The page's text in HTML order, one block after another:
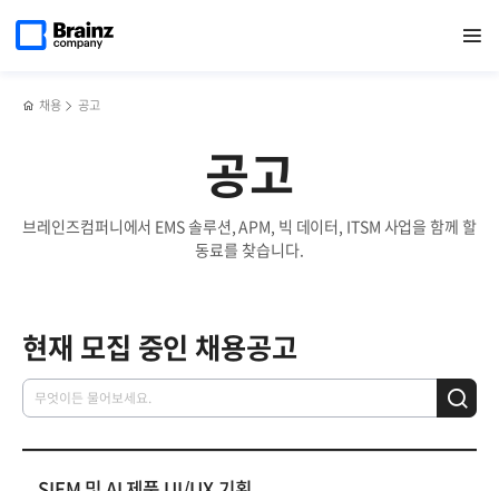
열기
페이지로
채용 공고
공고
브레인즈컴퍼니에서 EMS 솔루션, APM, 빅 데이터, ITSM 사업을 함께 할
동료를 찾습니다.
현재 모집 중인 채용공고